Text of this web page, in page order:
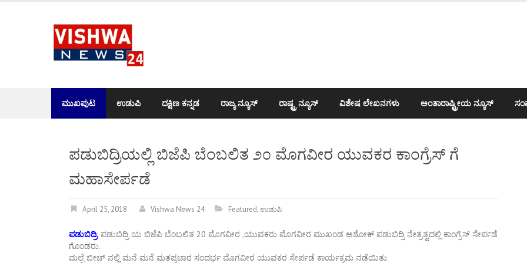
ಮುಖಪುಟ ಉಡುಪಿ ದಕ್ಷಿಣ ಕನ್ನಡ ರಾಜ್ಯ ನ್ಯೂಸ್ ರಾಷ್ಟ್ರ ನ್ಯೂಸ್ ವಿಶೇಷ ಲೇಖನಗಳು ಅಂತಾರಾಷ್ಟ್ರೀಯ ನ್ಯೂಸ್
ಪಡುಬಿದ್ರಿಯಲ್ಲಿ ಬಿಜೆಪಿ ಬೆಂಬಲಿತ ೨೦ ಮೊಗವೀರ ಯುವಕರ ಕಾಂಗ್ರೆಸ್ ಗೆ
ಮಹಾಸೇರ್ಪಡೆ
April 25, 2018 Vishwa News 24 Featured,ಉಡುಪಿ
ಪಡುಬಿದ್ರಿ: ಪಡುಬಿದ್ರಿ ಯ ಬಿಜೆಪಿ ಬೆಂಬಲಿತ 20 ಮೊಗವೀರ ,ಯುವಕರು ಮೊಗವೀರ ಮುಖಂಡ ಅಶೋಕ್ ಪಡುಬಿದ್ರಿ ನೇತ್ರತ್ವದಲ್ಲಿ ಕಾಂಗ್ರೆಸ್ ಸೇರ್ಪಡೆ
ಗೊಂಡರು.
ಮಲ್ಪೆ ಬೀಚ್ ನಲ್ಲಿ ಮನೆ ಮನೆ ಮತಪ್ರಚಾರ ಸಂದರ್ಭ ಮೊಗವೀರ ಯುವಕರ ಸೇರ್ಪಡೆ ಕಾರ್ಯಕ್ರಮ ನಡೆಯಿತು.